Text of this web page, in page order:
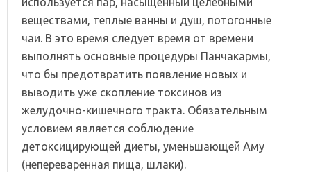
веществами, теплые ванны и душ, потогонные
чаи. В это время следует время от времени
выполнять основные процедуры Панчакармы,
что бы предотвратить появление новых и
выводить уже скопление токсинов из
желудочно-кишечного тракта. Обязательным
условием является соблюдение
детоксицирующей диеты, уменьшающей Аму
(непереваренная пища, шлаки).